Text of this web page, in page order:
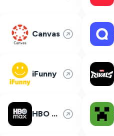
Canvas
iFunny
HBO Max